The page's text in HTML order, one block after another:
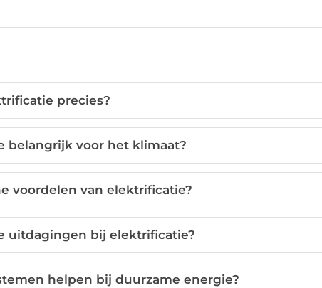
precies?
belangrijk voor het klimaat?
voordelen van elektrificatie?
uitdagingen bij elektrificatie?
helpen bij duurzame energie?